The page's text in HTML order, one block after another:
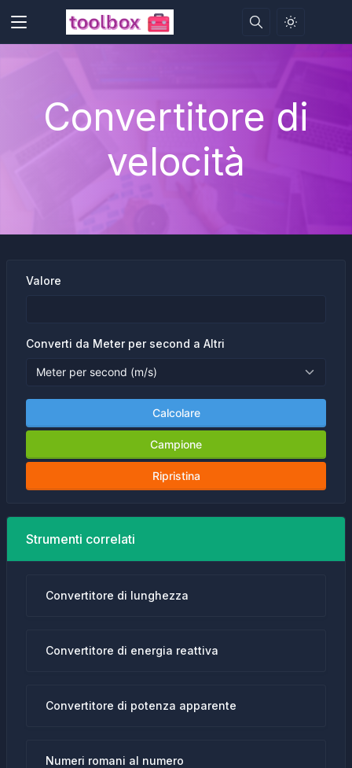
Convertitore di
velocità
Valore
Converti da Meter per second a Altri
Calcolare
Campione
Ripristina
Strumenti correlati
Convertitore di lunghezza
Convertitore di energia reattiva
Convertitore di potenza apparente
Numeri romani al numero